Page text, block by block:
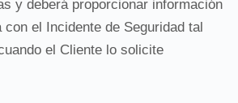
y deberá proporcionar información
con el Incidente de Seguridad tal
el Cliente lo solicite